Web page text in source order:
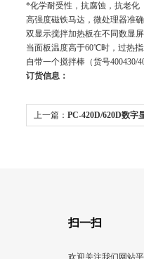
*化学耐受性，抗腐蚀，抗老化
高强度磁铁马达，微处理器准
双显示搅拌加热板在不同数显
当面板温度高于60℃时，过热
自带一个搅拌棒（货号400430/
订货信息：
上一篇： PC-420D/620D数字
扫一扫
欢迎关注我们网站